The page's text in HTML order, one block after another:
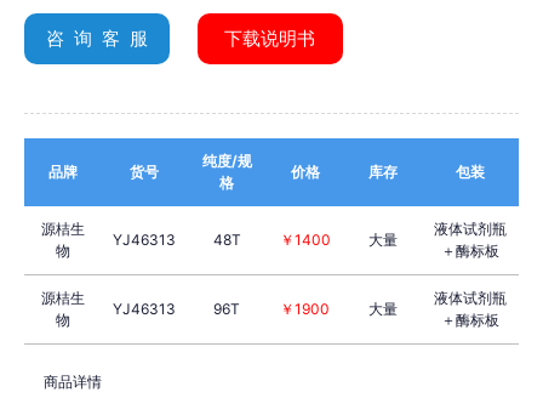
咨 询 客 服 下载说明书
品牌 货号
纯度/规
格
价格 库存 包装
源桔生
物
YJ46313 48T ￥1400 大量
液体试剂瓶
＋酶标板
源桔生
物
YJ46313 96T ￥1900 大量
液体试剂瓶
＋酶标板
商品详情